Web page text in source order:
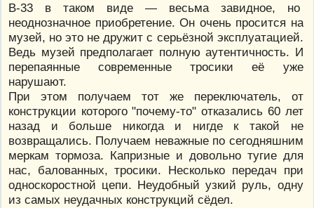
В-33 в таком виде — весьма завидное, но
неоднозначное приобретение. Он очень просится на
музей, но это не дружит с серьёзной эксплуатацией.
Ведь музей предполагает полную аутентичность. И
перепаянные современные тросики её уже
нарушают.
При этом получаем тот же переключатель, от
конструкции которого "почему-то" отказались 60 лет
назад и больше никогда и нигде к такой не
возвращались. Получаем неважные по сегодняшним
меркам тормоза. Капризные и довольно тугие для
нас, балованных, тросики. Несколько передач при
односкоростной цепи. Неудобный узкий руль, одну
из самых неудачных конструкций сёдел.